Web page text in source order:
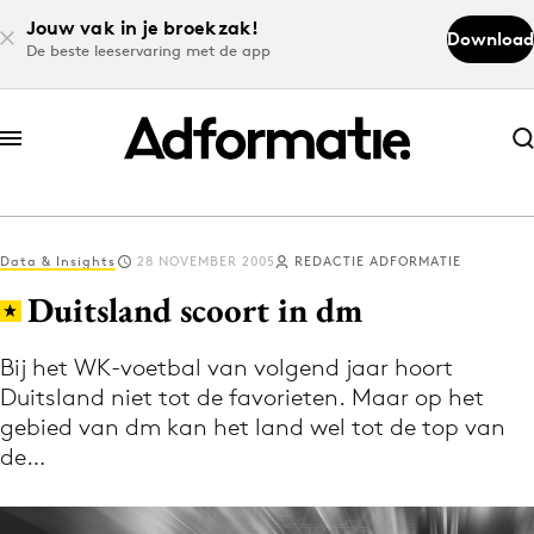
Jouw vak in je broekzak!
De beste leeservaring met de app
Download
Abonneer nu
Abonneer nu
Log in
Download de app
Volg het laatste nieuws via de Adformatie
Nieuws app
Data & Insights 28 NOVEMBER 2005 REDACTIE ADFORMATIE
Duitsland scoort in dm
Bij het WK-voetbal van volgend jaar hoort
Duitsland niet tot de favorieten. Maar op het
gebied van dm kan het land wel tot de top van
de…